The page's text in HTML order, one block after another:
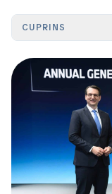
CUPRINS